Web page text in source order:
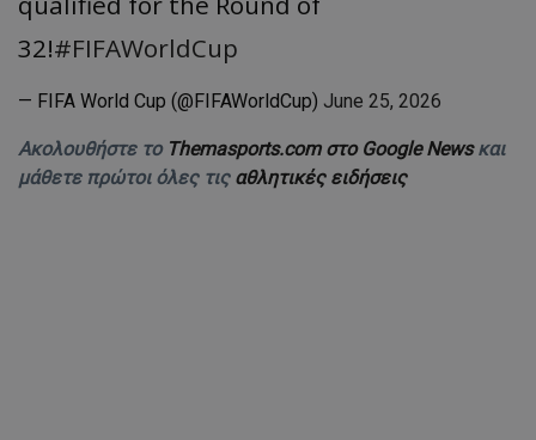
32!#FIFAWorldCup
— FIFA World Cup (@FIFAWorldCup) June 25, 2026
Ακολουθήστε το Themasports.com στο Google Newsκαι
μάθετε πρώτοι όλες τις αθλητικές ειδήσεις